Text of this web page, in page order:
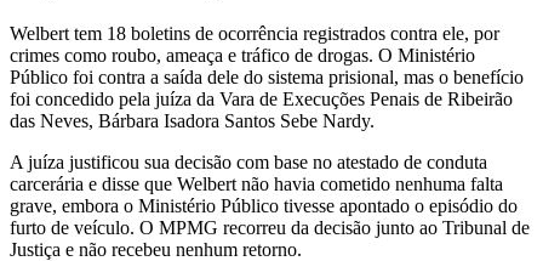
Welbert tem 18 boletins de ocorrência registrados contra ele, por
crimes como roubo, ameaça e tráfico de drogas. O Ministério
Público foi contra a saída dele do sistema prisional, mas o benefício
foi concedido pela juíza da Vara de Execuções Penais de Ribeirão
das Neves, Bárbara Isadora Santos Sebe Nardy.
A juíza justificou sua decisão com base no atestado de conduta
carcerária e disse que Welbert não havia cometido nenhuma falta
grave, embora o Ministério Público tivesse apontado o episódio do
furto de veículo. O MPMG recorreu da decisão junto ao Tribunal de
Justiça e não recebeu nenhum retorno.